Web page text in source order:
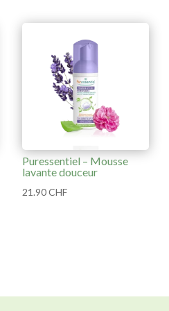
Puressentiel – Mousse
lavante douceur
21.90CHF